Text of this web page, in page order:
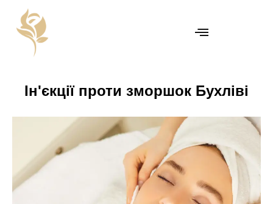
Ін'єкції проти зморшок Бухліві